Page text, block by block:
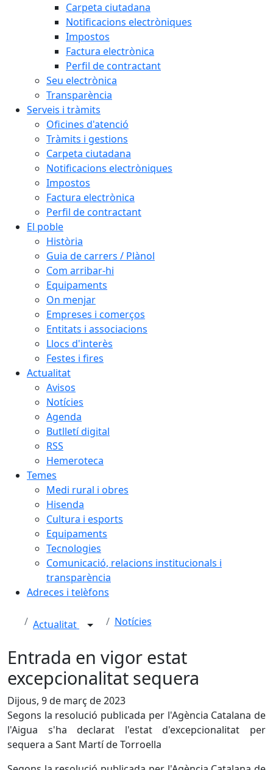
Carpeta ciutadana
Notificacions electròniques
Impostos
Factura electrònica
Perfil de contractant
Seu electrònica
Transparència
Serveis i tràmits
Oficines d'atenció
Tràmits i gestions
Carpeta ciutadana
Notificacions electròniques
Impostos
Factura electrònica
Perfil de contractant
El poble
Història
Guia de carrers / Plànol
Com arribar-hi
Equipaments
On menjar
Empreses i comerços
Entitats i associacions
Llocs d'interès
Festes i fires
Actualitat
Avisos
Notícies
Agenda
Butlletí digital
RSS
Hemeroteca
Temes
Medi rural i obres
Hisenda
Cultura i esports
Equipaments
Tecnologies
Comunicació, relacions institucionals i
transparència
Adreces i telèfons
Actualitat Notícies
Entrada en vigor estat
excepcionalitat sequera
Dijous, 9 de març de 2023
Segons la resolució publicada per l'Agència Catalana de
l'Aigua s'ha declarat l'estat d'excepcionalitat per
sequera a Sant Martí de Torroella